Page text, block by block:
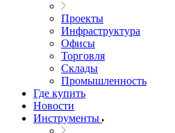
Проекты
Инфраструктура
Офисы
Торговля
Склады
Промышленность
Где купить
Новости
Инструменты